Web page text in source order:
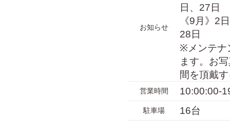
お知らせ
日、27日
《9月》2
28日
※メンテナ
ます。お
間を頂戴
営業時間 10:00:00-
駐車場 16台